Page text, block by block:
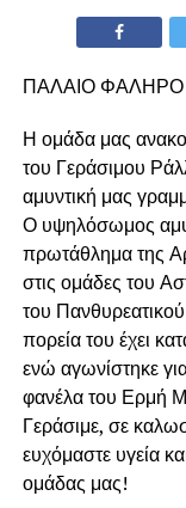
ΠΑΛΑΙΟ ΦΑΛΗΡΟ
Η ομάδα μας
του Γεράσιμου
αμυντική μας
Ο υψηλόσωμος
πρωτάθλημα της
στις ομάδες του
του
πορεία του έχει
ενώ αγωνίστηκε
φανέλα του Ερμή
Γεράσιμε, σε
ευχόμαστε υγεία
ομάδας μας!